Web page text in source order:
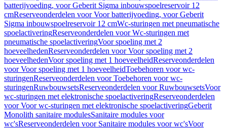
batterijvoeding, voor Geberit Sigma inbouwspoelreservoir 12
cmReserveonderdelen voor Voor batterijvoeding, voor Geberit
Sigma inbouwspoelreservoir 12 cmWc-sturingen met pneumatische
spoelactiveringReserveonderdelen voor Wc-sturingen met
pneumatische spoelactiveringVoor spoeling met 2
hoeveelhedenReserveonderdelen voor Voor spoeling met 2
hoeveelhedenVoor spoeling met 1 hoeveelheidReserveonderdelen
voor Voor spoeling met 1 hoeveelheidToebehoren voor wc-
sturingenReserveonderdelen voor Toebehoren voor wc-
sturingenRuwbouwsetsReserveonderdelen voor RuwbouwsetsVoor
wc-sturingen met elektronische spoelactiveringReserveonderdelen
voor Voor wc-sturingen met elektronische spoelactiveringGeberit
Monolith sanitaire modulesSanitaire modules voor
wc'sReserveonderdelen voor Sanitaire modules voor wc'sVoor